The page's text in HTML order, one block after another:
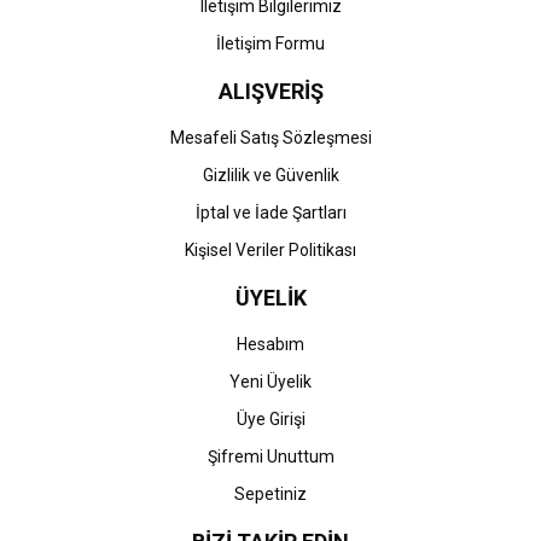
Iletişim Bilgilerimiz
İletişim Formu
ALIŞVERİŞ
Mesafeli Satış Sözleşmesi
Gizlilik ve Güvenlik
İptal ve İade Şartları
Kişisel Veriler Politikası
ÜYELİK
Hesabım
Yeni Üyelik
Üye Girişi
Şifremi Unuttum
Sepetiniz